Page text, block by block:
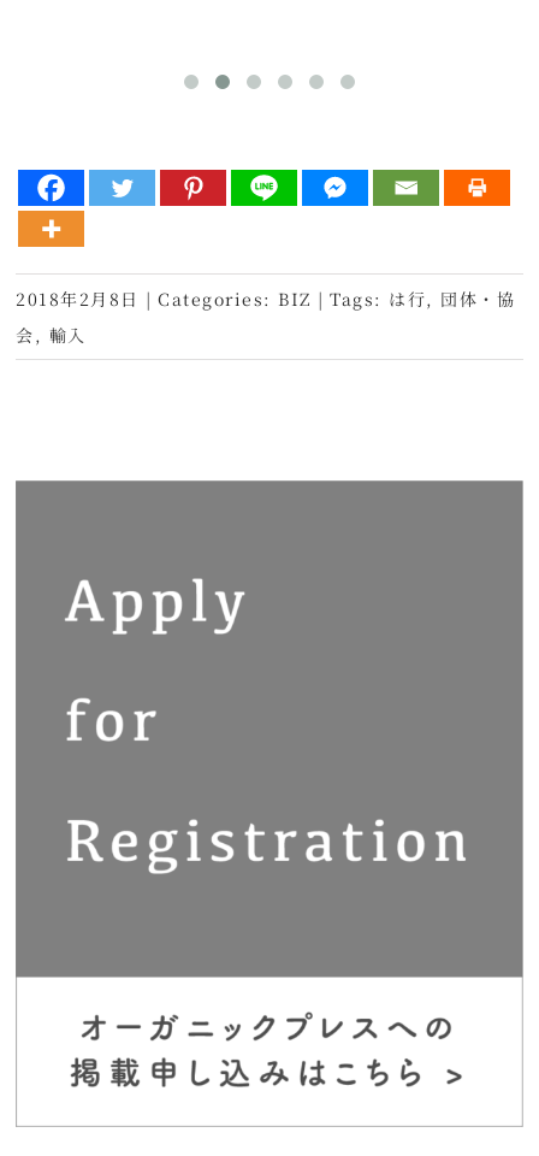
2018年2月8日 | Categories: BIZ | Tags: は行, 団体・協
会 , 輸入